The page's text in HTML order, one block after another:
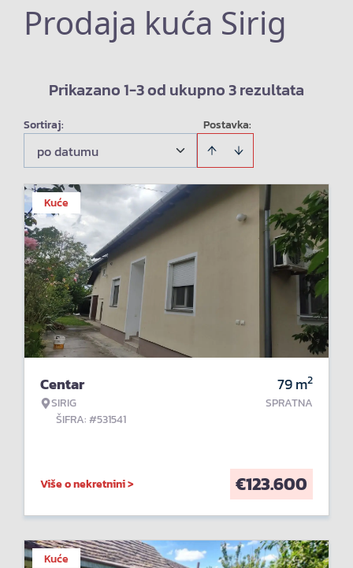
Prodaja kuća Sirig
Prikazano 1-3 od ukupno 3 rezultata
Postavka:
Sortiraj:
po datumu
Kuće
Centar
SIRIG
ŠIFRA: #531541
79m2
SPRATNA
Više o nekretnini > €123.600
Kuće